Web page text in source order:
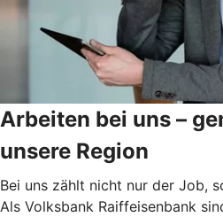
Arbeiten bei uns –
unsere Region
Bei uns zählt nicht nur der Job,
Als Volksbank Raiffeisenbank